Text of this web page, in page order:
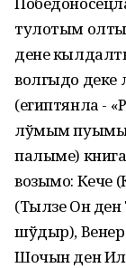
тулотым
дене
волгыдо деке
(египтянла -
лўмым
палыме)
возымо: Кече
(Тылзе Он
шўдыр),
Шочын ден